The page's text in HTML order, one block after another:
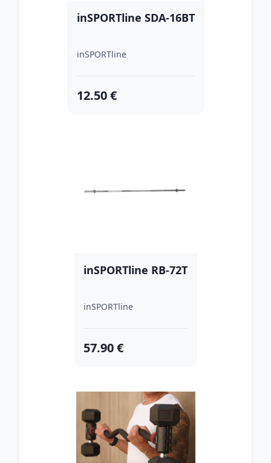
inSPORTline SDA-16BT
inSPORTline
12.50 €
inSPORTline RB-72T
inSPORTline
57.90 €